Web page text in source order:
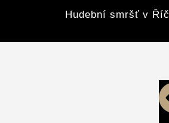
Hudební smršť v